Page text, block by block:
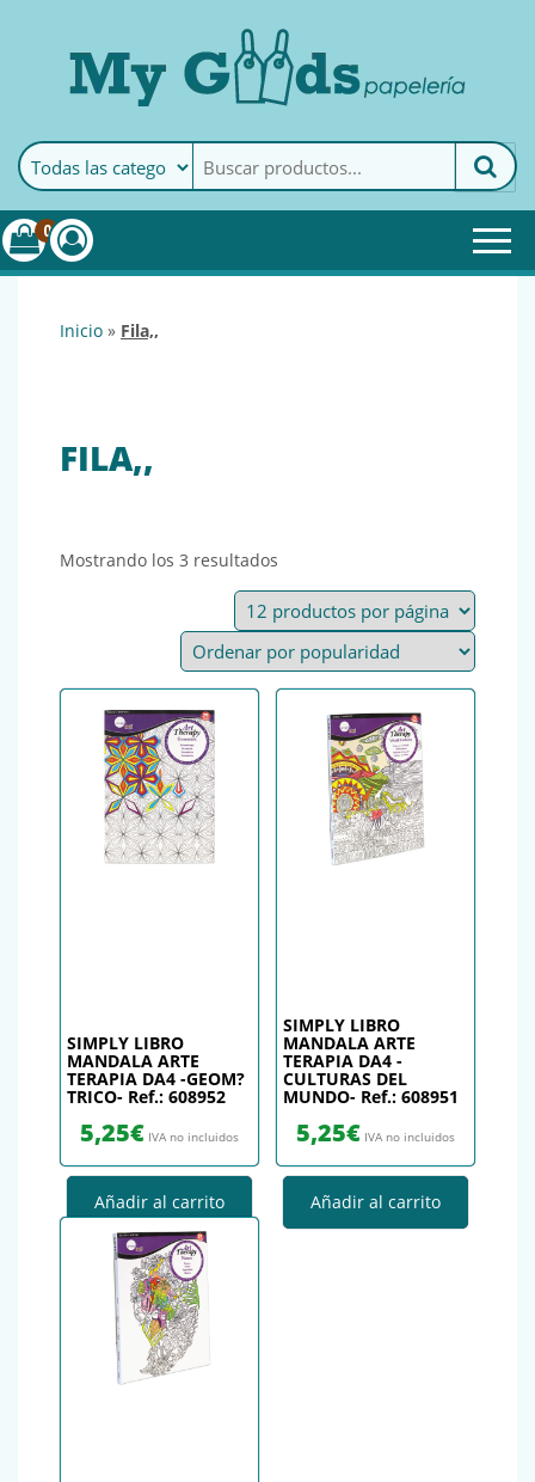
MyGoods · PapeleríaMy Goods es tu papelería
online de confianza. Podrás
encontrar todo lo necesario
0
inicio » fila,,
FILA,,
Mostrando los 3 resultados
SIMPLY LIBRO
MANDALA ARTE
TERAPIA DA4 -GEOM?
TRICO- Ref.: 608952
5,25€ IVA no incluidos
Añadir al carrito
SIMPLY LIBRO
MANDALA ARTE
TERAPIA DA4 -
CULTURAS DEL
MUNDO- Ref.: 608951
5,25€ IVA no incluidos
Añadir al carrito